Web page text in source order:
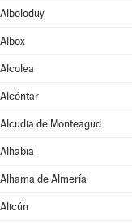
Alboloduy
Albox
Alcolea
Alcóntar
Alcudia de Monteagud
Alhabia
Alhama de Almería
Alicún